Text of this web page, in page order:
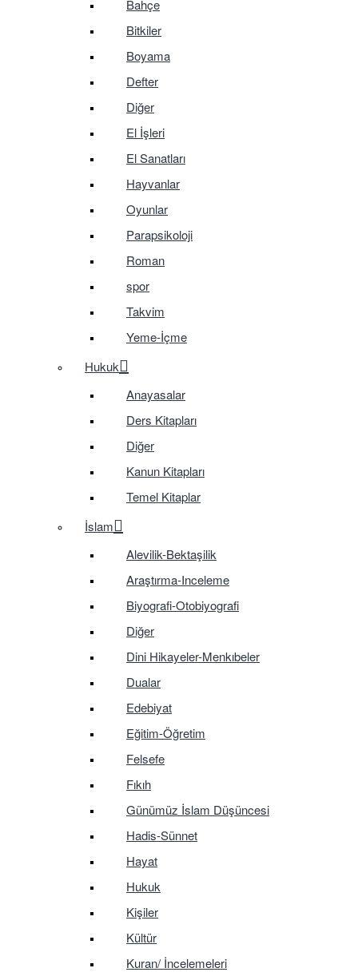
Bahçe
Bitkiler
Boyama
Defter
Diğer
El İşleri
El Sanatları
Hayvanlar
Oyunlar
Parapsikoloji
Roman
spor
Takvim
Yeme-İçme
Hukuk
Anayasalar
Ders Kitapları
Diğer
Kanun Kitapları
Temel Kitaplar
İslam
Alevilik-Bektaşilik
Araştırma-Inceleme
Biyografi-Otobiyografi
Diğer
Dini Hikayeler-Menkıbeler
Dualar
Edebiyat
Eğitim-Öğretim
Felsefe
Fıkıh
Günümüz İslam Düşüncesi
Hadis-Sünnet
Hayat
Hukuk
Kişiler
Kültür
Kuran/ İncelemeleri